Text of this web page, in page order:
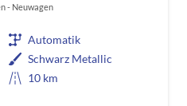
Neuwagen
Automatik
Schwarz Metallic
10 km